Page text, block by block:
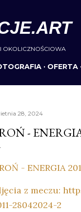
OKOLICZNOŚCIOWA
OFERTA
28, 2024
-
- ENERGIA
z meczu:
28042024-2